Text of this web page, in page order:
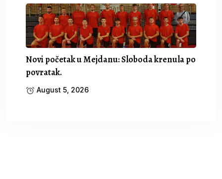
Novi početak u Mejdanu: Sloboda krenula po
povratak.
August 5, 2026